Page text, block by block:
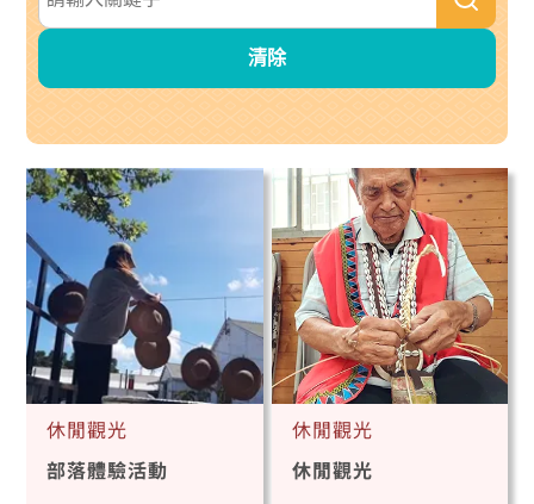
休閒觀光
部落體驗活動
休閒觀光
休閒觀光